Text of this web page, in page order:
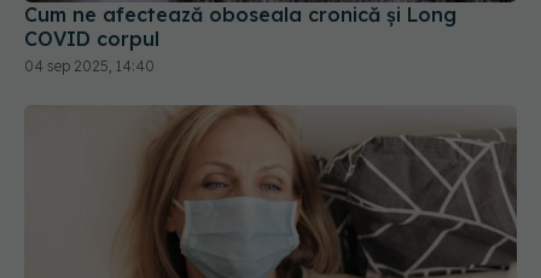
Cum ne afectează oboseala cronică și Long
COVID corpul
04 sep 2025, 14:40